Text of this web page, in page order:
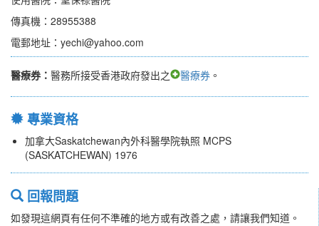
傳真機：28955388
電郵地址：yechi@yahoo.com
醫療券： 醫務所接受香港政府發出之 醫療券 。
專業資格
加拿大Saskatchewan內外科醫學院執照 MCPS
(SASKATCHEWAN) 1976
回報問題
如發現這網頁有任何不準確的地方或有改善之處，請讓我們知道。